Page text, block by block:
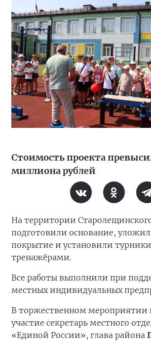
Стоимость проекта
миллиона рублей
На территории
подготовили основание,
покрытие и установили
тренажёрами.
Все работы выполнили при
местных индивидуальных
В торжественном мероприятии
участие секретарь местного
«Единой России», глава района